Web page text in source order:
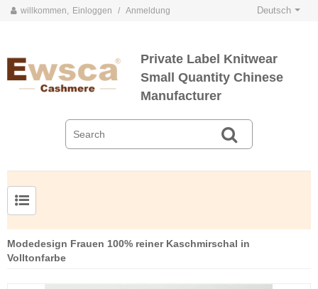
willkommen, Einloggen / Anmeldung Deutsch
Private Label Knitwear
Small Quantity Chinese
Manufacturer
Modedesign Frauen 100% reiner Kaschmirschal in
Volltonfarbe